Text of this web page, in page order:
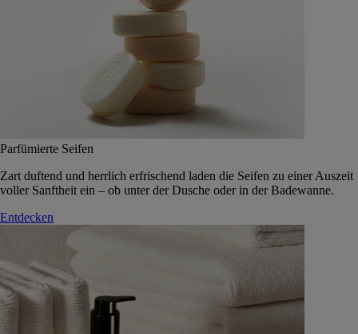
Parfümierte Seifen
Zart duftend und herrlich erfrischend laden die Seifen zu einer Auszeit
voller Sanftheit ein – ob unter der Dusche oder in der Badewanne.
Entdecken